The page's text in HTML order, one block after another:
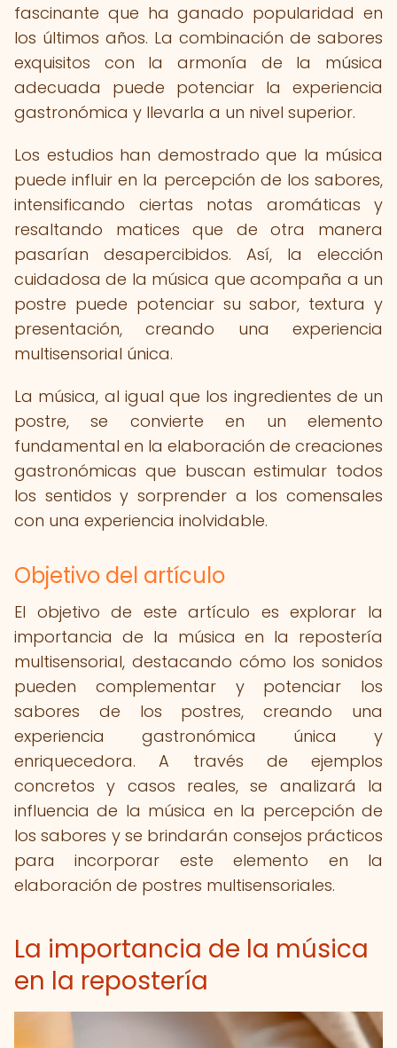
fascinante que ha ganado popularidad en
los últimos años. La combinación de sabores
exquisitos con la armonía de la música
adecuada puede potenciar la experiencia
gastronómica y llevarla a un nivel superior.
Los estudios han demostrado que la música
puede influir en la percepción de los sabores,
intensificando ciertas notas aromáticas y
resaltando matices que de otra manera
pasarían desapercibidos. Así, la elección
cuidadosa de la música que acompaña a un
postre puede potenciar su sabor, textura y
presentación, creando una experiencia
multisensorial única.
La música, al igual que los ingredientes de un
postre, se convierte en un elemento
fundamental en la elaboración de creaciones
gastronómicas que buscan estimular todos
los sentidos y sorprender a los comensales
con una experiencia inolvidable.
Objetivo del artículo
El objetivo de este artículo es explorar la
importancia de la música en la repostería
multisensorial, destacando cómo los sonidos
pueden complementar y potenciar los
sabores de los postres, creando una
experiencia gastronómica única y
enriquecedora. A través de ejemplos
concretos y casos reales, se analizará la
influencia de la música en la percepción de
los sabores y se brindarán consejos prácticos
para incorporar este elemento en la
elaboración de postres multisensoriales.
La importancia de la música
en la repostería